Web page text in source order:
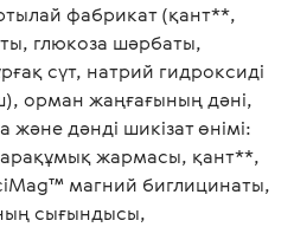
фабрикат (қант**,
глюкоза шәрбаты,
сүт, натрий гидроксиді
орман жаңғағының дәні,
дәнді шикізат өнімі:
жармасы, қант**,
магний биглицинаты,
сығындысы,